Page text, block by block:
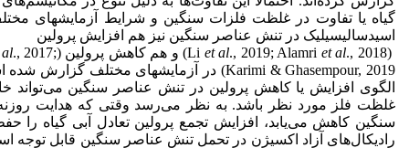
گیاه یا تفاوت در غلظت فلزات سنگین و شرایط آزمایش­های
اسیدسالیسیلیک در تنش عناصر سنگین نیز هم افزایش پرولین
(Li
et al., 2019; Alamri et al., 2018) و هم کاهش پرولین (Zanganeh
., 2017;
Karimi & Ghasempour, 2019) در آزمایش­های مختلف گزارش شده است. به­عقیدهSharma
الگوی افزایش یا کاهش پرولین در تنش عناصر سنگین می‌تواند
غلظت فلز مورد نظر باشد. به نظر می‌رسد وقتی که هدایت
سنگین کاهش می‌یابد، افزایش تجمع پرولین تعادل آبی گیاه